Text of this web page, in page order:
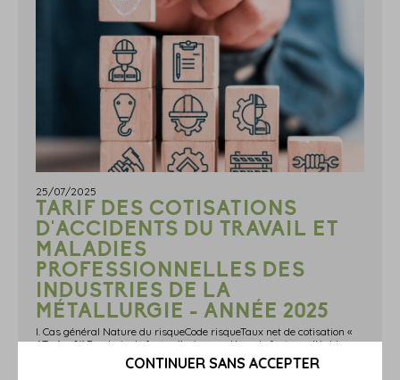
25/07/2025
TARIF DES COTISATIONS
D'ACCIDENTS DU TRAVAIL ET
MALADIES
PROFESSIONNELLES DES
INDUSTRIES DE LA
MÉTALLURGIE - ANNÉE 2025
I. Cas général Nature du risqueCode risqueTaux net de cotisation «
AT »(en %)Fonderie de fonte, d'acier moulé ou de fonte malléable.
Fabrication de fonte, d'acier, d'articles ou tubes en fonte. Fabrication
de radiateurs, de chaudières pour le chauffage central, la
CONTINUER SANS ACCEPTER